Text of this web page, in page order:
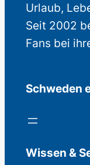
Urlaub,
Seit 2002
Fans bei
Schweden
Wissen &